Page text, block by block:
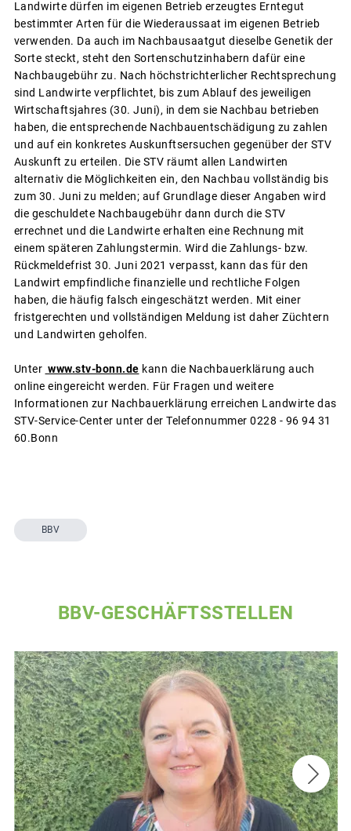
Landwirte dürfen im eigenen Betrieb erzeugtes Erntegut
bestimmter Arten für die Wiederaussaat im eigenen Betrieb
verwenden. Da auch im Nachbausaatgut dieselbe Genetik der
Sorte steckt, steht den Sortenschutzinhabern dafür eine
Nachbaugebühr zu. Nach höchstrichterlicher Rechtsprechung
sind Landwirte verpflichtet, bis zum Ablauf des jeweiligen
Wirtschaftsjahres (30. Juni), in dem sie Nachbau betrieben
haben, die entsprechende Nachbauentschädigung zu zahlen
und auf ein konkretes Auskunftsersuchen gegenüber der STV
Auskunft zu erteilen. Die STV räumt allen Landwirten
alternativ die Möglichkeiten ein, den Nachbau vollständig bis
zum 30. Juni zu melden; auf Grundlage dieser Angaben wird
die geschuldete Nachbaugebühr dann durch die STV
errechnet und die Landwirte erhalten eine Rechnung mit
einem späteren Zahlungstermin. Wird die Zahlungs- bzw.
Rückmeldefrist 30. Juni 2021 verpasst, kann das für den
Landwirt empfindliche finanzielle und rechtliche Folgen
haben, die häufig falsch eingeschätzt werden. Mit einer
fristgerechten und vollständigen Meldung ist daher Züchtern
und Landwirten geholfen.
Unter www.stv-bonn.de kann die Nachbauerklärung auch
online eingereicht werden. Für Fragen und weitere
Informationen zur Nachbauerklärung erreichen Landwirte das
STV-Service-Center unter der Telefonnummer 0228 - 96 94 31
60.Bonn
BBV
BBV-GESCHÄFTSSTELLEN